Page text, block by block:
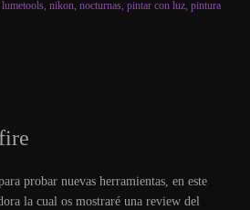
lumetools nikon nocturnas pintar con luz pintura
probar nuevas herramientas, en este
la cual os mostraré una review del